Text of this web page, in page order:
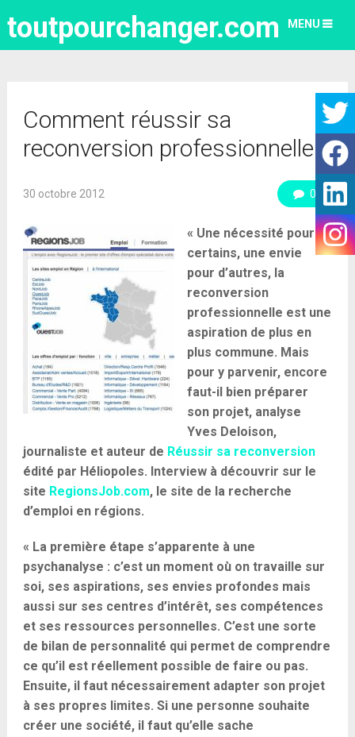
toutpourchanger.com MENU
Comment réussir sa
reconversion professionnelle ?
30 octobre 2012 0
« Une nécessité pour
certains, une envie
pour d’autres, la
reconversion
professionnelle est une
aspiration de plus en
plus commune. Mais
pour y parvenir, encore
faut-il bien préparer
son projet, analyse
Yves Deloison,
journaliste et auteur de Réussir sa reconversion
édité par Héliopoles. Interview à découvrir sur le
site RegionsJob.com, le site de la recherche
d’emploi en régions.
« La première étape s’apparente à une
psychanalyse : c’est un moment où on travaille sur
soi, ses aspirations, ses envies profondes mais
aussi sur ses centres d’intérêt, ses compétences
et ses ressources personnelles. C’est une sorte
de bilan de personnalité qui permet de comprendre
ce qu’il est réellement possible de faire ou pas.
Ensuite, il faut nécessairement adapter son projet
à ses propres limites. Si une personne souhaite
créer une société, il faut qu’elle sache